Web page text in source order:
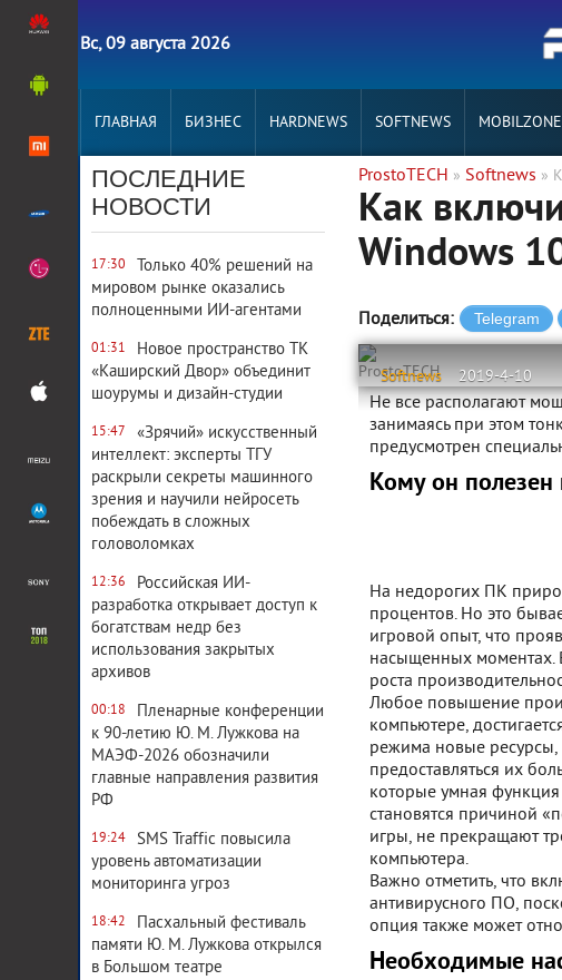
Вс, 09 августа 2026
ГЛАВНАЯ БИЗНЕС HARDNEWS SOFTNEWS MOBILZONE
ПОСЛЕДНИЕ
НОВОСТИ
17:30
Только 40% решений на
мировом рынке оказались
полноценными ИИ-агентами
01:31
Новое пространство ТК
«Каширский Двор» объединит
шоурумы и дизайн-студии
15:47
«Зрячий» искусственный
интеллект: эксперты ТГУ
раскрыли секреты машинного
зрения и научили нейросеть
побеждать в сложных
головоломках
12:36
Российская ИИ-
разработка открывает доступ к
богатствам недр без
использования закрытых
архивов
00:18
Пленарные конференции
к 90-летию Ю. М. Лужкова на
МАЭФ-2026 обозначили
главные направления развития
РФ
19:24
SMS Traffic повысила
уровень автоматизации
мониторинга угроз
18:42
Пасхальный фестиваль
памяти Ю. М. Лужкова открылся
в Большом театре
ProstoTECH » Softnews »
Как
Windows
Поделиться:
Softnews 2019-4-10
ProstoTECH
Не все располагают
занимаясь при этом
предусмотрен
Кому он полезен
На недорогих ПК
процентов. Но это
игровой опыт, что
насыщенных моментах.
роста
Любое повышение
компьютере,
режима новые ресурсы,
предоставляться их
которые умная
становятся причиной
игры, не прекращают
компьютера.
Важно отметить, что
антивирусного ПО,
опция также может
Необходимые